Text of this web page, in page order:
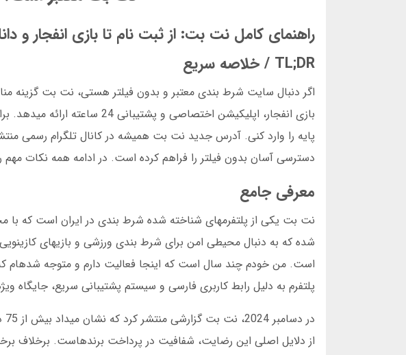
راهنمای کامل نت بت: از ثبت نام تا بازی انفجار و
TL;DR / خلاصه سریع
بازی انفجار، اپلیکیشن
پایه را وارد کنی. آدرس جدید نت بت همیشه در کانال تلگرام رسمی
دسترسی آسان بدون فیلتر را فراهم کرده است. در ادامه همه نکات مهم
معرفی جامع
نت بت یکی از پلتفرمهای شناخته شده شرط بندی در ایران است که با
شده که به دنبال محیطی امن برای شرط بندی ورزشی و بازیهای
است. من خودم چند سال است که اینجا فعالیت دارم و متوجه
پلتفرم به دلیل رابط کاربری فارسی و سیستم پشتیبانی سریع، جایگاه
از دلایل اصلی این رضایت، شفافیت در پرداخت برندهاست. برخلاف